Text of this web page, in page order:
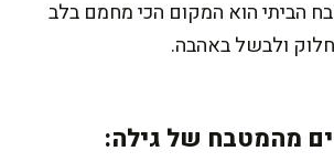
הביתי הוא המקום הכי מחמם בלב
ולבשל באהבה.
מהמטבח של גילה: